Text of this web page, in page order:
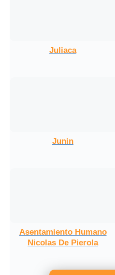
Juliaca
Junin
Asentamiento Humano
Nicolas De Pierola